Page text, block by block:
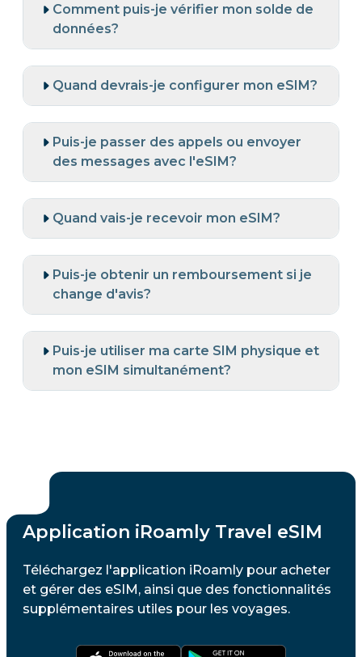
Comment puis-je vérifier mon solde de
données?
Quand devrais-je configurer mon eSIM?
Puis-je passer des appels ou envoyer
des messages avec l'eSIM?
Quand vais-je recevoir mon eSIM?
Puis-je obtenir un remboursement si je
change d'avis?
Puis-je utiliser ma carte SIM physique et
mon eSIM simultanément?
Application iRoamly Travel eSIM
Téléchargez l'application iRoamly pour acheter
et gérer des eSIM, ainsi que des fonctionnalités
supplémentaires utiles pour les voyages.